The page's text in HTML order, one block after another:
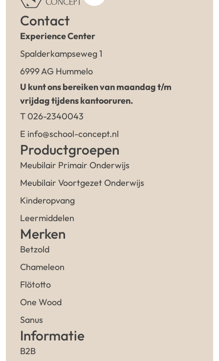
Contact
Experience Center
Spalderkampseweg 1
6999 AG Hummelo
U kunt ons bereiken van maandag t/m
vrijdag tijdens kantooruren.
T 026-2340043
E info@school-concept.nl
Productgroepen
Meubilair Primair Onderwijs
Meubilair Voortgezet Onderwijs
Kinderopvang
Leermiddelen
Merken
Betzold
Chameleon
Flötotto
One Wood
Sanus
Informatie
B2B